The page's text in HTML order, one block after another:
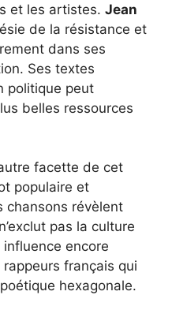
et les artistes. Jean
de la résistance et
dans ses
Ses textes
politique peut
belles ressources
facette de cet
populaire et
chansons révèlent
pas la culture
encore
rappeurs français qui
hexagonale.